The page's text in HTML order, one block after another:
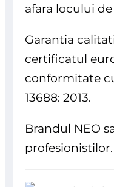
afara locului
Garantia
certificatul
conformitate
13688: 2013.
Brandul NEO
profesionistilor.